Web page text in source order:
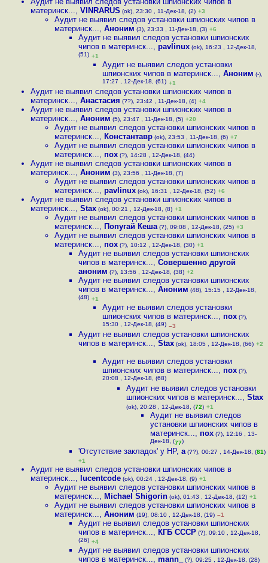
материнск..., VINRARUS (ok), 23:30 , 11-Дек-18, (2) +3
Аудит не выявил следов установки шпионских чипов в
материнск..., Аноним (3), 23:33 , 11-Дек-18, (3) +6
Аудит не выявил следов установки шпионских
чипов в материнск..., pavlinux (ok), 16:23 , 12-Дек-18,
(51) +1
Аудит не выявил следов установки
шпионских чипов в материнск..., Аноним (-),
17:27 , 12-Дек-18, (61) +1
Аудит не выявил следов установки шпионских чипов в
материнск..., Анастасия (??), 23:42 , 11-Дек-18, (4) +4
Аудит не выявил следов установки шпионских чипов в
материнск..., Аноним (5), 23:47 , 11-Дек-18, (5) +20
Аудит не выявил следов установки шпионских чипов в
материнск..., Константавр (ok), 23:53 , 11-Дек-18, (6) +7
Аудит не выявил следов установки шпионских чипов в
материнск..., пох (?), 14:28 , 12-Дек-18, (44)
Аудит не выявил следов установки шпионских чипов в
материнск..., Аноним (3), 23:56 , 11-Дек-18, (7)
Аудит не выявил следов установки шпионских чипов в
материнск..., pavlinux (ok), 16:31 , 12-Дек-18, (52) +6
Аудит не выявил следов установки шпионских чипов в
материнск..., Stax (ok), 00:21 , 12-Дек-18, (8) +1
Аудит не выявил следов установки шпионских чипов в
материнск..., Попугай Кеша (?), 09:08 , 12-Дек-18, (25) +3
Аудит не выявил следов установки шпионских чипов в
материнск..., пох (?), 10:12 , 12-Дек-18, (30) +1
Аудит не выявил следов установки шпионских
чипов в материнск..., Совершенно другой
аноним (?), 13:56 , 12-Дек-18, (38) +2
Аудит не выявил следов установки шпионских
чипов в материнск..., Аноним (48), 15:15 , 12-Дек-18,
(48) +1
Аудит не выявил следов установки
шпионских чипов в материнск..., пох (?),
15:30 , 12-Дек-18, (49) –3
Аудит не выявил следов установки шпионских
чипов в материнск..., Stax (ok), 18:05 , 12-Дек-18, (66) +2
Аудит не выявил следов установки
шпионских чипов в материнск..., пох (?),
20:08 , 12-Дек-18, (68)
Аудит не выявил следов установки
шпионских чипов в материнск..., Stax
(ok), 20:28 , 12-Дек-18, (72) +1
Аудит не выявил следов
установки шпионских чипов в
материнск..., пох (?), 12:16 , 13-
Дек-18, (77)
'Отсутствие закладок' у HP, a (??), 00:27 , 14-Дек-18, (81)
+1
Аудит не выявил следов установки шпионских чипов в
материнск..., lucentcode (ok), 00:24 , 12-Дек-18, (9) +1
Аудит не выявил следов установки шпионских чипов в
материнск..., Michael Shigorin (ok), 01:43 , 12-Дек-18, (12) +1
Аудит не выявил следов установки шпионских чипов в
материнск..., Аноним (19), 08:10 , 12-Дек-18, (19) –1
Аудит не выявил следов установки шпионских
чипов в материнск..., КГБ СССР (?), 09:10 , 12-Дек-18,
(26) +4
Аудит не выявил следов установки шпионских
чипов в материнск..., mann_
(?), 09:25 , 12-Дек-18, (28)